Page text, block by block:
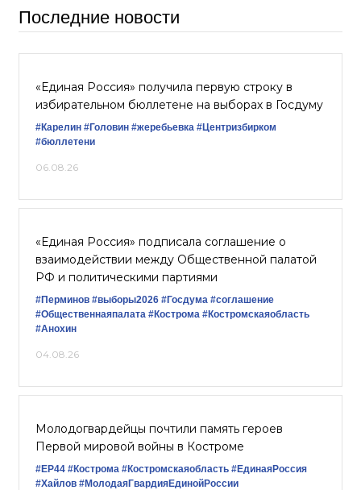
Последние новости
«Единая Россия» получила первую строку в
избирательном бюллетене на выборах в Госдуму
#Карелин #Головин #жеребьевка #Центризбирком
#бюллетени
06.08.26
«Единая Россия» подписала соглашение о
взаимодействии между Общественной палатой
РФ и политическими партиями
#Перминов #выборы2026 #Госдума #соглашение
#Общественнаяпалата #Кострома #Костромскаяобласть
#Анохин
04.08.26
Молодогвардейцы почтили память героев
Первой мировой войны в Костроме
#ЕР44 #Кострома #Костромскаяобласть #‎ЕдинаяРоссия
#Хайлов #МолодаяГвардияЕдинойРоссии